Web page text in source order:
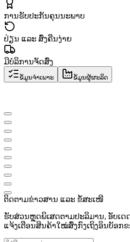
ການຮັບປະກັນຄຸນນະພາບ
ປ່ຽນ ແລະ ສົ່ງຄືນງ່າຍ
ມີບໍລິການຈັດສົ່ງ
ຂໍ້ມູນຈຳເພາະ ຂໍ້ມູນຜູ້ຜະລິດ
ຕິດຕາມຂ່າວສານ ແລະ ຂໍ້ສະເໜີ
ຮັບສ່ວນຫຼຸດພິເສດຕາມປະລິມານ, ອັບເດ
ແຈ້ງເຕືອນສິນຄ້າໃໝ່ສົ່ງກົງເຖິງອິນບັອກຂ